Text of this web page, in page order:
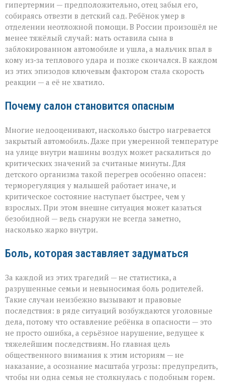
гипертермии — предположительно, отец забыл его,
собираясь отвезти в детский сад. Ребёнок умер в
отделении неотложной помощи. В России произошёл не
менее тяжёлый случай: мать оставила сына в
заблокированном автомобиле и ушла, а мальчик впал в
кому из‑за теплового удара и позже скончался. В каждом
из этих эпизодов ключевым фактором стала скорость
реакции — а её не хватило.
Почему салон становится опасным
Многие недооценивают, насколько быстро нагревается
закрытый автомобиль. Даже при умеренной температуре
на улице внутри машины воздух может раскалиться до
критических значений за считаные минуты. Для
детского организма такой перегрев особенно опасен:
терморегуляция у малышей работает иначе, и
критическое состояние наступает быстрее, чем у
взрослых. При этом внешне ситуация может казаться
безобидной — ведь снаружи не всегда заметно,
насколько жарко внутри.
Боль, которая заставляет задуматься
За каждой из этих трагедий — не статистика, а
разрушенные семьи и невыносимая боль родителей.
Такие случаи неизбежно вызывают и правовые
последствия: в ряде ситуаций возбуждаются уголовные
дела, потому что оставление ребёнка в опасности — это
не просто ошибка, а серьёзное нарушение, ведущее к
тяжелейшим последствиям. Но главная цель
общественного внимания к этим историям — не
наказание, а осознание масштаба угрозы: предупредить,
чтобы ни одна семья не столкнулась с подобным горем.